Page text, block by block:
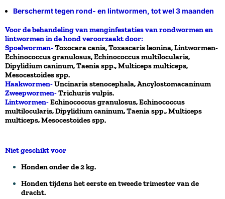
Berschermt tegen rond- en lintwormen, tot wel 3 maanden
Voor de behandeling van menginfestaties van rondwormen en
lintwormen in de hond veroorzaakt door:
Spoelwormen-Toxocara canis, Toxascaris leonina,Lintwormen-
Echinococcus granulosus, Echinococcus multilocularis,
Dipylidium caninum, Taenia spp., Multiceps multiceps,
Mesocestoides spp.
Haakwormen-Uncinaria stenocephala, Ancylostomacaninum
Zweepwormen-Trichuris vulpis.
Lintwormen-Echinococcus granulosus, Echinococcus
multilocularis, Dipylidium caninum, Taenia spp., Multiceps
multiceps, Mesocestoides spp.
Niet geschikt voor
Honden onder de 2 kg.
Honden tijdens het eerste en tweede trimester van de
dracht.